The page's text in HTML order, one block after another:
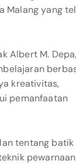
Malang yang
Albert M. Depa,
kreativitas,
pemanfaatan
tentang batik
pewarnaan